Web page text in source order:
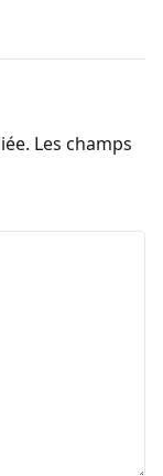
Les champs